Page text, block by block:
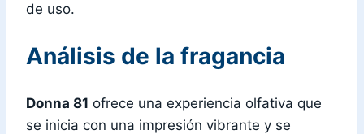
de uso.
Análisis de la fragancia
Donna 81 ofrece una experiencia olfativa que
se inicia con una impresión vibrante y se